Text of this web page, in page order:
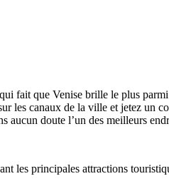
fait que Venise brille le plus
les canaux de la ville et jetez un
aucun doute l’un des meilleurs
les principales attractions